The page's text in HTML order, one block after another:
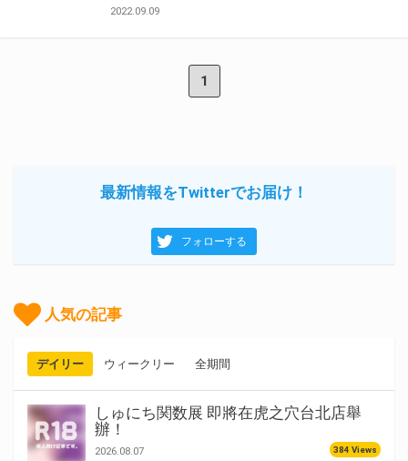
2022.09.09
1
最新情報をTwitterでお届け！
フォローする
人気の記事
デイリー ウィークリー 全期間
しゅにち関数展 即將在虎之穴台北店舉
辦！
2026.08.07 384 Views